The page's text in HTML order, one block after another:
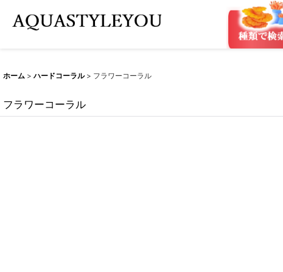
ホーム > ハードコーラル > フラワーコーラル
フラワーコーラル